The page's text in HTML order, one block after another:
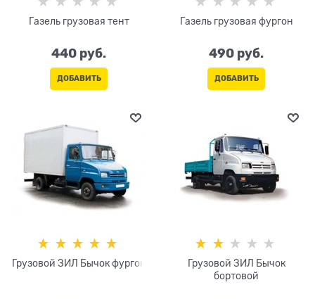
Газель грузовая тент
440 руб.
ДОБАВИТЬ
Газель грузовая фургон
490 руб.
ДОБАВИТЬ
Грузовой ЗИЛ Бычок фургон
Грузовой ЗИЛ Бычок
бортовой